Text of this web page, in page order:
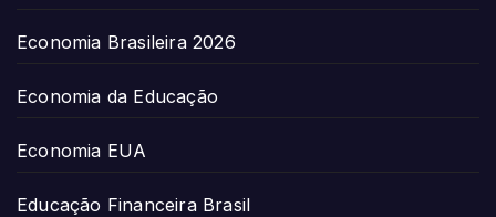
Economia Brasileira 2026
Economia da Educação
Economia EUA
Educação Financeira Brasil